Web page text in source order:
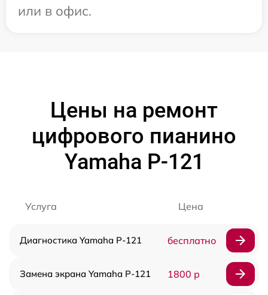
или в офис.
Цены на ремонт
цифрового пианино
Yamaha P-121
Услуга Цена
Диагностика Yamaha P-121 бесплатно
Замена экрана Yamaha P-121 1800 р